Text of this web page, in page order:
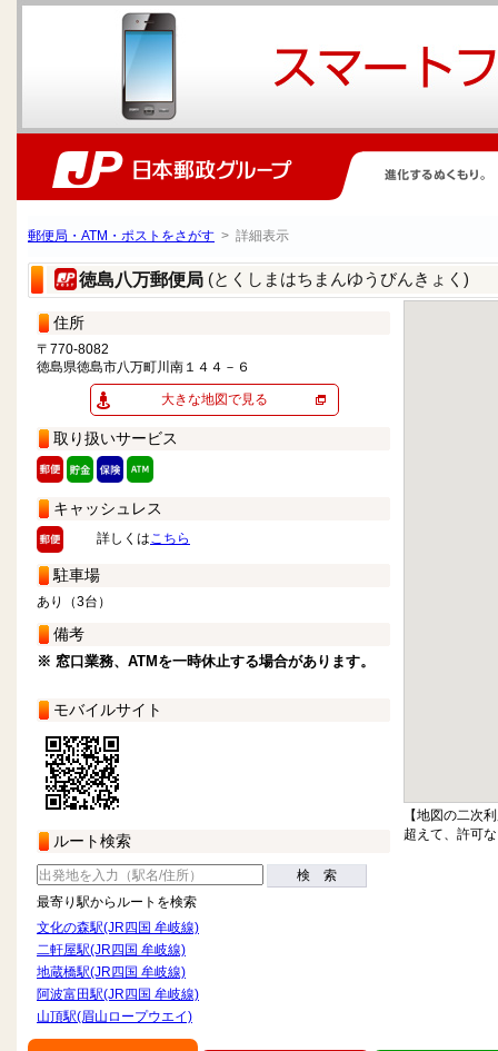
郵便局・ATM・ポストをさがす > 詳細表示
徳島八万郵便局 (とくしまはちまんゆうびんきょく)
住所
〒770-8082
徳島県徳島市八万町川南１４４－６
大きな地図で見る
取り扱いサービス
キャッシュレス
詳しくはこちら
駐車場
あり（3台）
備考
※ 窓口業務、ATMを一時休止する場合があります。
モバイルサイト
ルート検索
検 索
最寄り駅からルートを検索
文化の森駅(JR四国 牟岐線)
二軒屋駅(JR四国 牟岐線)
地蔵橋駅(JR四国 牟岐線)
阿波富田駅(JR四国 牟岐線)
山頂駅(眉山ロープウエイ)
【地図の二次
超えて、許可